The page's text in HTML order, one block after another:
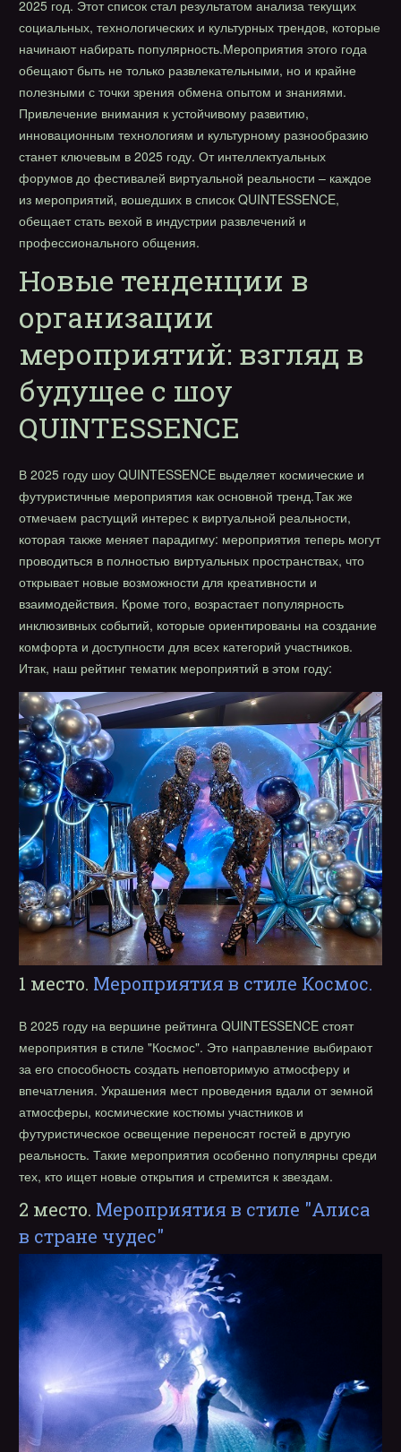
2025 год. Этот список стал результатом анализа текущих
социальных, технологических и культурных трендов, которые
начинают набирать популярность.Мероприятия этого года
обещают быть не только развлекательными, но и крайне
полезными с точки зрения обмена опытом и знаниями.
Привлечение внимания к устойчивому развитию,
инновационным технологиям и культурному разнообразию
станет ключевым в 2025 году. От интеллектуальных
форумов до фестивалей виртуальной реальности – каждое
из мероприятий, вошедших в список QUINTESSENCE,
обещает стать вехой в индустрии развлечений и
профессионального общения.
Новые тенденции в
организации
мероприятий: взгляд в
будущее с шоу
QUINTESSENCE
В 2025 году шоу QUINTESSENCE выделяет космические и
футуристичные мероприятия как основной тренд.Так же
отмечаем растущий интерес к виртуальной реальности,
которая также меняет парадигму: мероприятия теперь могут
проводиться в полностью виртуальных пространствах, что
открывает новые возможности для креативности и
взаимодействия. Кроме того, возрастает популярность
инклюзивных событий, которые ориентированы на создание
комфорта и доступности для всех категорий участников.
Итак, наш рейтинг тематик мероприятий в этом году:
1 место. Мероприятия в стиле Космос.
В 2025 году на вершине рейтинга QUINTESSENCE стоят
мероприятия в стиле "Космос". Это направление выбирают
за его способность создать неповторимую атмосферу и
впечатления. Украшения мест проведения вдали от земной
атмосферы, космические костюмы участников и
футуристическое освещение переносят гостей в другую
реальность. Такие мероприятия особенно популярны среди
тех, кто ищет новые открытия и стремится к звездам.
2 место. Мероприятия в стиле "Алиса
в стране чудес"